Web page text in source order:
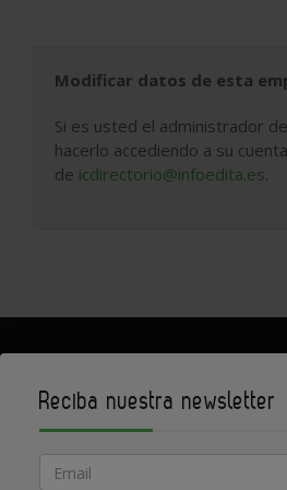
Modificar datos de esta
Si es usted el administrador
hacerlo accediendo a su
de icdirectorio@infoedita.es.
Reciba nuestra newsletter
Email